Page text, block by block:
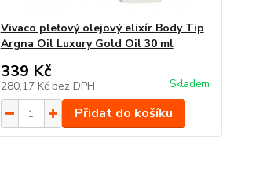
Vivaco pleťový olejový elixír Body Tip
Argna Oil Luxury Gold Oil 30 ml
339 Kč
280,17 Kč bez DPH Skladem
Přidat do košíku